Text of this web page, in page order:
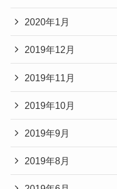
2020年1月
2019年12月
2019年11月
2019年10月
2019年9月
2019年8月